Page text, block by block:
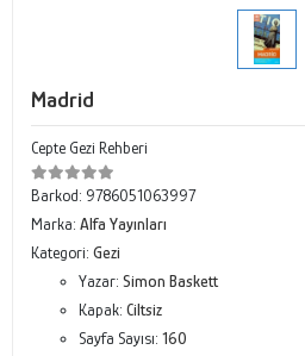
Madrid
Cepte Gezi Rehberi
Barkod: 9786051063997
Marka: Alfa Yayınları
Kategori: Gezi
Yazar: Simon Baskett
Kapak: Ciltsiz
Sayfa Sayısı: 160